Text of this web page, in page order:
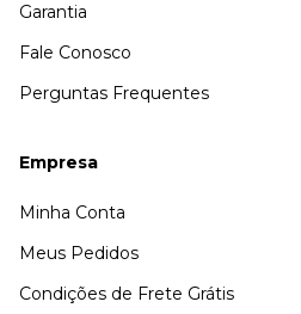
Garantia
Fale Conosco
Perguntas Frequentes
Empresa
Minha Conta
Meus Pedidos
Condições de Frete Grátis